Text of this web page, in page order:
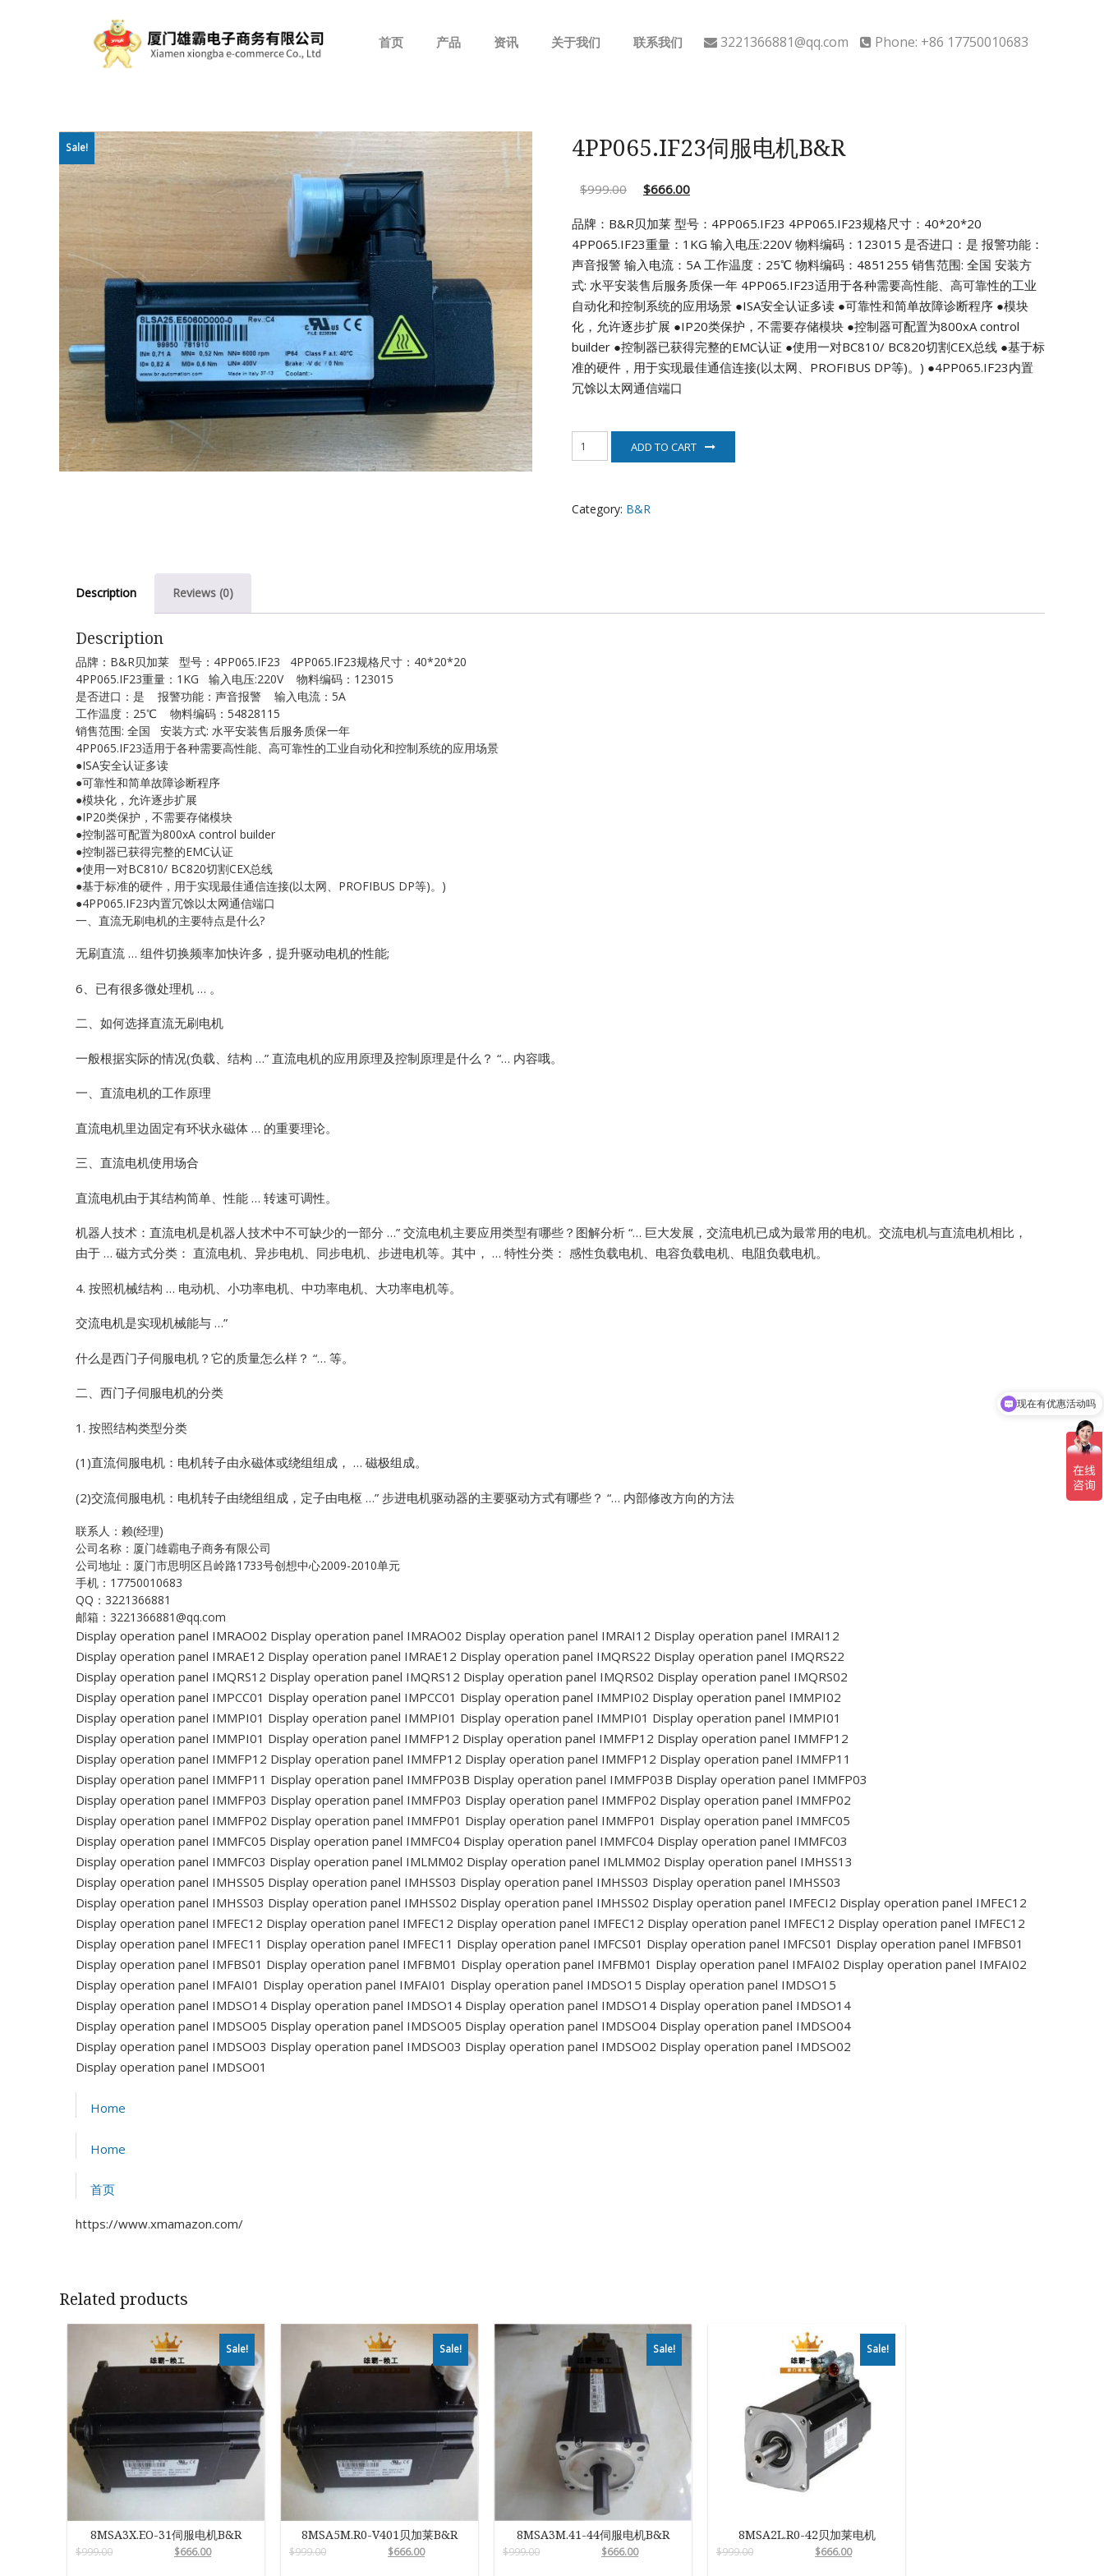
3221366881@qq.com Phone: +86 17750010683
首页 产品
B&R
GE
EMERSON
Bently Nevada
NI
ELAU
Enterasys
HONEYWELL
ICS TRIPLEX
Kollmorgen
SCHNEIDER
资讯
公司介绍
关于我们 联系我们
Sale! 4PP065.IF23伺服电机B&R
$999.00 $666.00
品牌：B&R贝加莱 型号：4PP065.IF23 4PP065.IF23规格尺寸：40*20*20
4PP065.IF23重量：1KG 输入电压:220V 物料编码：123015 是否进口：是 报警功能：
声音报警 输入电流：5A工作温度：25℃ 物料编码：4851255 销售范围: 全国 安装方
式: 水平安装售后服务质保一年 4PP065.IF23适用于各种需要高性能、高可靠性的工业
自动化和控制系统的应用场景 ●ISA安全认证多读 ●可靠性和简单故障诊断程序 ●模块
化，允许逐步扩展 ●IP20类保护，不需要存储模块 ●控制器可配置为800xA control
builder ●控制器已获得完整的EMC认证 ●使用一对BC810/ BC820切割CEX总线 ●基于标
准的硬件，用于实现最佳通信连接(以太网、PROFIBUS DP等)。) ●4PP065.IF23内置
冗馀以太网通信端口
B&R
ADD TO CART
Category: B&R
Description Reviews (0)
Description
品牌：B&R贝加莱 型号：4PP065.IF23 4PP065.IF23规格尺寸：40*20*20
4PP065.IF23重量：1KG 输入电压:220V 物料编码：123015
是否进口：是 报警功能：声音报警 输入电流：5A
工作温度：25℃ 物料编码：54828115
销售范围: 全国 安装方式: 水平安装售后服务质保一年
4PP065.IF23适用于各种需要高性能、高可靠性的工业自动化和控制系统的应用场景
●ISA安全认证多读
●可靠性和简单故障诊断程序
●模块化，允许逐步扩展
●IP20类保护，不需要存储模块
●控制器可配置为800xA control builder
●控制器已获得完整的EMC认证
●使用一对BC810/ BC820切割CEX总线
●基于标准的硬件，用于实现最佳通信连接(以太网、PROFIBUS DP等)。)
●4PP065.IF23内置冗馀以太网通信端口
一、直流无刷电机的主要特点是什么?
无刷直流 … 组件切换频率加快许多，提升驱动电机的性能;
6、已有很多微处理机 … 。
二、如何选择直流无刷电机
一般根据实际的情况(负载、结构 …” 直流电机的应用原理及控制原理是什么？ “… 内容哦。
一、直流电机的工作原理
直流电机里边固定有环状永磁体 … 的重要理论。
三、直流电机使用场合
直流电机由于其结构简单、性能 … 转速可调性。
机器人技术：直流电机是机器人技术中不可缺少的一部分 …” 交流电机主要应用类型有哪些？图解分析 “… 巨大发展，交流电机已成为最常用的电机。交流电机与直流电机相比，
由于 … 磁方式分类： 直流电机、异步电机、同步电机、步进电机等。其中， … 特性分类： 感性负载电机、电容负载电机、电阻负载电机。
4. 按照机械结构 … 电动机、小功率电机、中功率电机、大功率电机等。
交流电机是实现机械能与 …”
什么是西门子伺服电机？它的质量怎么样？ “… 等。
二、西门子伺服电机的分类
1. 按照结构类型分类
(1)直流伺服电机：电机转子由永磁体或绕组组成， … 磁极组成。
(2)交流伺服电机：电机转子由绕组组成，定子由电枢 …” 步进电机驱动器的主要驱动方式有哪些？ “… 内部修改方向的方法
联系人：赖(经理)
公司名称：厦门雄霸电子商务有限公司
公司地址：厦门市思明区吕岭路1733号创想中心2009-2010单元
手机：17750010683
QQ：3221366881
邮箱：3221366881@qq.com
Display operation panel IMRAO02 Display operation panel IMRAO02 Display operation panel IMRAI12 Display operation panel IMRAI12
Display operation panel IMRAE12 Display operation panel IMRAE12 Display operation panel IMQRS22 Display operation panel IMQRS22
Display operation panel IMQRS12 Display operation panel IMQRS12 Display operation panel IMQRS02 Display operation panel IMQRS02
Display operation panel IMPCC01 Display operation panel IMPCC01 Display operation panel IMMPI02 Display operation panel IMMPI02
Display operation panel IMMPI01 Display operation panel IMMPI01 Display operation panel IMMPI01 Display operation panel IMMPI01
Display operation panel IMMPI01 Display operation panel IMMFP12 Display operation panel IMMFP12 Display operation panel IMMFP12
Display operation panel IMMFP12 Display operation panel IMMFP12 Display operation panel IMMFP12 Display operation panel IMMFP11
Display operation panel IMMFP11 Display operation panel IMMFP03B Display operation panel IMMFP03B Display operation panel IMMFP03
Display operation panel IMMFP03 Display operation panel IMMFP03 Display operation panel IMMFP02 Display operation panel IMMFP02
Display operation panel IMMFP02 Display operation panel IMMFP01 Display operation panel IMMFP01 Display operation panel IMMFC05
Display operation panel IMMFC05 Display operation panel IMMFC04 Display operation panel IMMFC04 Display operation panel IMMFC03
Display operation panel IMMFC03 Display operation panel IMLMM02 Display operation panel IMLMM02 Display operation panel IMHSS13
Display operation panel IMHSS05 Display operation panel IMHSS03 Display operation panel IMHSS03 Display operation panel IMHSS03
Display operation panel IMHSS03 Display operation panel IMHSS02 Display operation panel IMHSS02 Display operation panel IMFECI2 Display operation panel IMFEC12
Display operation panel IMFEC12 Display operation panel IMFEC12 Display operation panel IMFEC12 Display operation panel IMFEC12 Display operation panel IMFEC12
Display operation panel IMFEC11 Display operation panel IMFEC11 Display operation panel IMFCS01 Display operation panel IMFCS01 Display operation panel IMFBS01
Display operation panel IMFBS01 Display operation panel IMFBM01 Display operation panel IMFBM01 Display operation panel IMFAI02 Display operation panel IMFAI02
Display operation panel IMFAI01 Display operation panel IMFAI01 Display operation panel IMDSO15 Display operation panel IMDSO15
Display operation panel IMDSO14 Display operation panel IMDSO14 Display operation panel IMDSO14 Display operation panel IMDSO14
Display operation panel IMDSO05 Display operation panel IMDSO05 Display operation panel IMDSO04 Display operation panel IMDSO04
Display operation panel IMDSO03 Display operation panel IMDSO03 Display operation panel IMDSO02 Display operation panel IMDSO02
Display operation panel IMDSO01
Home
Home
首页
https://www.xmamazon.com/
Related products
Sale!
8MSA3X.EO-31伺服电机B&R
$999.00 $666.00
Sale!
8MSA5M.R0-V401贝加莱B&R
$999.00 $666.00
Sale!
8MSA3M.41-44伺服电机B&R
$999.00 $666.00
Sale!
8MSA2L.R0-42贝加莱电机
$999.00 $666.00
现在有优惠活动吗